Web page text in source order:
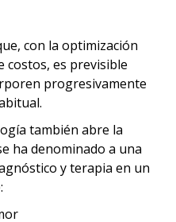
con la optimización
costos, es previsible
progresivamente
también abre la
ha denominado a una
y terapia en un